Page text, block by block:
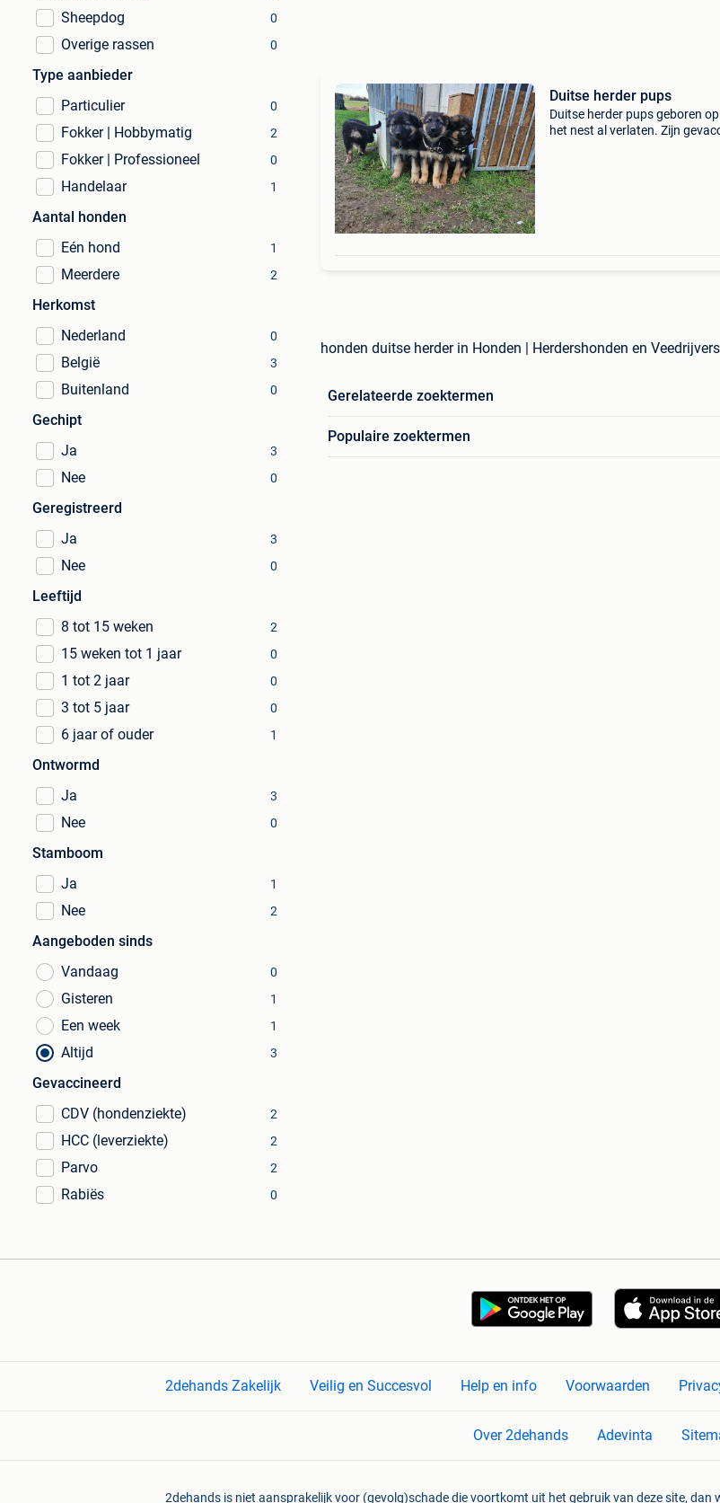
Sheepdog 0
Overige rassen 0
Type aanbieder
Particulier
0
Fokker | Hobbymatig 2
Fokker | Professioneel 0
Handelaar 1
Aantal honden
Eén hond
1
Meerdere 2
Herkomst
Nederland
0
België 3
Buitenland 0
Gechipt
Ja
3
Nee 0
Geregistreerd
Ja
3
Nee 0
Leeftijd
8 tot 15 weken
2
15 weken tot 1 jaar 0
1 tot 2 jaar 0
3 tot 5 jaar 0
6 jaar of ouder 1
Ontwormd
Ja
3
Nee 0
Stamboom
Ja
1
Nee 2
Aangeboden sinds
Vandaag
0
Gisteren 1
Een week 1
Altijd 3
Gevaccineerd
CDV (hondenziekte)
2
HCC (leverziekte) 2
Parvo 2
Rabiës 0
Duitse herder pups
Duitse herder pups geboren
het nest al verlaten. Zijn
honden duitse herder in Honden | Herdershonden en Veedrijvers
Gerelateerde zoektermen
Populaire zoektermen
2dehands Zakelijk Veilig en Succesvol Help en info Voorwaarden
Over 2dehands Adevinta
2dehands is niet aansprakelijk voor (gevolg)schade die voortkomt uit het gebruik van deze site,